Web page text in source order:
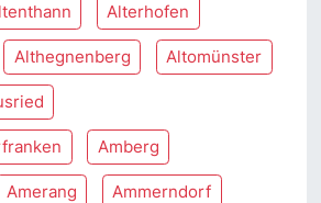
Alterhofen
Althegnenberg Altomünster
Amberg
Amerang Ammerndorf